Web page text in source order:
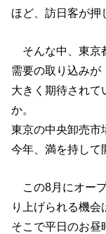
ほど、訪日客が押
そんな中、東京
需要の取り込みが
大きく期待されて
か。
東京の中央卸売市
今年、満を持して
この8月にオー
り上げられる機会
そこで平日のお昼